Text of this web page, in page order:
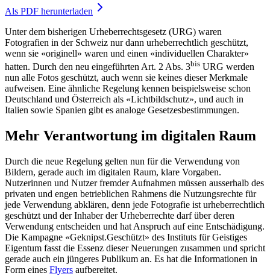
Als PDF herunterladen
Unter dem bisherigen Urheberrechtsgesetz (URG) waren
Fotografien in der Schweiz nur dann urheberrechtlich geschützt,
wenn sie «originell» waren und einen «individuellen Charakter»
hatten. Durch den neu eingeführten Art. 2 Abs. 3bis URG werden
nun alle Fotos geschützt, auch wenn sie keines dieser Merkmale
aufweisen. Eine ähnliche Regelung kennen beispielsweise schon
Deutschland und Österreich als «Lichtbildschutz», und auch in
Italien sowie Spanien gibt es analoge Gesetzesbestimmungen.
Mehr Verantwortung im digitalen Raum
Durch die neue Regelung gelten nun für die Verwendung von
Bildern, gerade auch im digitalen Raum, klare Vorgaben.
Nutzerinnen und Nutzer fremder Aufnahmen müssen ausserhalb des
privaten und engen betrieblichen Rahmens die Nutzungsrechte für
jede Verwendung abklären, denn jede Fotografie ist urheberrechtlich
geschützt und der Inhaber der Urheberrechte darf über deren
Verwendung entscheiden und hat Anspruch auf eine Entschädigung.
Die Kampagne «Geknipst.Geschützt» des Instituts für Geistiges
Eigentum fasst die Essenz dieser Neuerungen zusammen und spricht
gerade auch ein jüngeres Publikum an. Es hat die Informationen in
Form eines Flyers aufbereitet.